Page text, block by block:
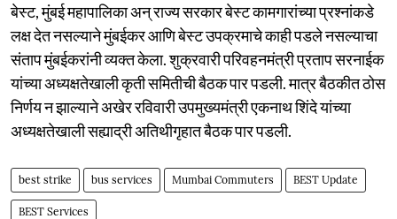
बेस्ट, मुंबई महापालिका अन् राज्य सरकार बेस्ट कामगारांच्या प्रश्नांकडे
लक्ष देत नसल्याने मुंबईकर आणि बेस्ट उपक्रमाचे काही पडले नसल्याचा
संताप मुंबईकरांनी व्यक्त केला. शुक्रवारी परिवहनमंत्री प्रताप सरनाईक
यांच्या अध्यक्षतेखाली कृती समितीची बैठक पार पडली. मात्र बैठकीत ठोस
निर्णय न झाल्याने अखेर रविवारी उपमुख्यमंत्री एकनाथ शिंदे यांच्या
अध्यक्षतेखाली सह्याद्री अतिथीगृहात बैठक पार पडली.
best strike bus services Mumbai Commuters BEST Update
BEST Services